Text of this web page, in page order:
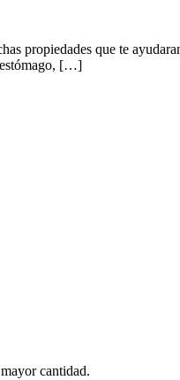
propiedades que te
estómago, […]
cantidad.